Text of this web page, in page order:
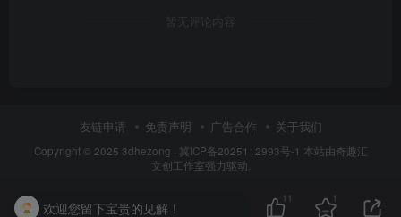
暂无评论内容
友链申请 免责声明 广告合作 关于我们
Copyright © 2025 3dhezong · 冀ICP备2025112993号-1 本站由奇趣汇
文创工作室强力驱动.
欢迎您留下宝贵的见解！
11 1